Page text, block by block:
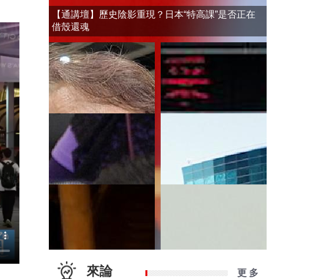
【通講壇】歷史陰影重現？日本“特高課”是否正在
借殼還魂
來論 更 多